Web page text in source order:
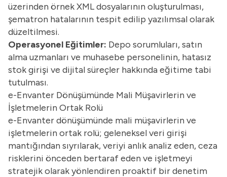
üzerinden örnek XML dosyalarının oluşturulması,
şematron hatalarının tespit edilip yazılımsal olarak
düzeltilmesi.
Operasyonel Eğitimler: Depo sorumluları, satın
alma uzmanları ve muhasebe personelinin, hatasız
stok girişi ve dijital süreçler hakkında eğitime tabi
tutulması.
e-Envanter Dönüşümünde Mali Müşavirlerin ve
İşletmelerin Ortak Rolü
e-Envanter dönüşümünde mali müşavirlerin ve
işletmelerin ortak rolü; geleneksel veri girişi
mantığından sıyrılarak, veriyi anlık analiz eden, ceza
risklerini önceden bertaraf eden ve işletmeyi
stratejik olarak yönlendiren proaktif bir denetim